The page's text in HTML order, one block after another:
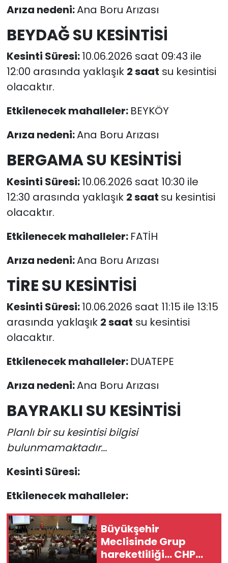
Arıza nedeni:Ana Boru Arızası
BEYDAĞ SU KESİNTİSİ
Kesinti Süresi:10.06.2026 saat 09:43 ile
12:00 arasında yaklaşık 2 saat su kesintisi
olacaktır.
Etkilenecek mahalleler: BEYKÖY
Arıza nedeni:Ana Boru Arızası
BERGAMA SU KESİNTİSİ
Kesinti Süresi:10.06.2026 saat 10:30 ile
12:30 arasında yaklaşık 2 saat su kesintisi
olacaktır.
Etkilenecek mahalleler: FATİH
Arıza nedeni:Ana Boru Arızası
TİRE SU KESİNTİSİ
Kesinti Süresi:10.06.2026 saat 11:15 ile 13:15
arasında yaklaşık 2 saat su kesintisi
olacaktır.
Etkilenecek mahalleler: DUATEPE
Arıza nedeni:Ana Boru Arızası
BAYRAKLI SU KESİNTİSİ
Planlı bir su kesintisi bilgisi
bulunmamaktadır...
Kesinti Süresi:
Etkilenecek mahalleler:
Büyükşehir
Meclisinde Grup
hareketliliği... CHP